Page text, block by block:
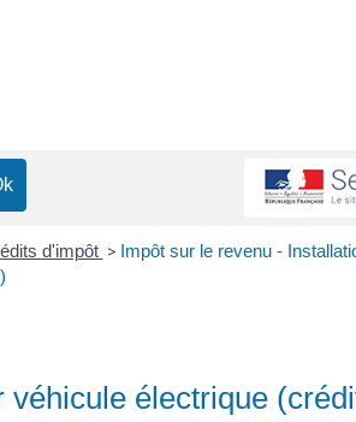
d'impôt > Impôt sur le revenu -
électrique